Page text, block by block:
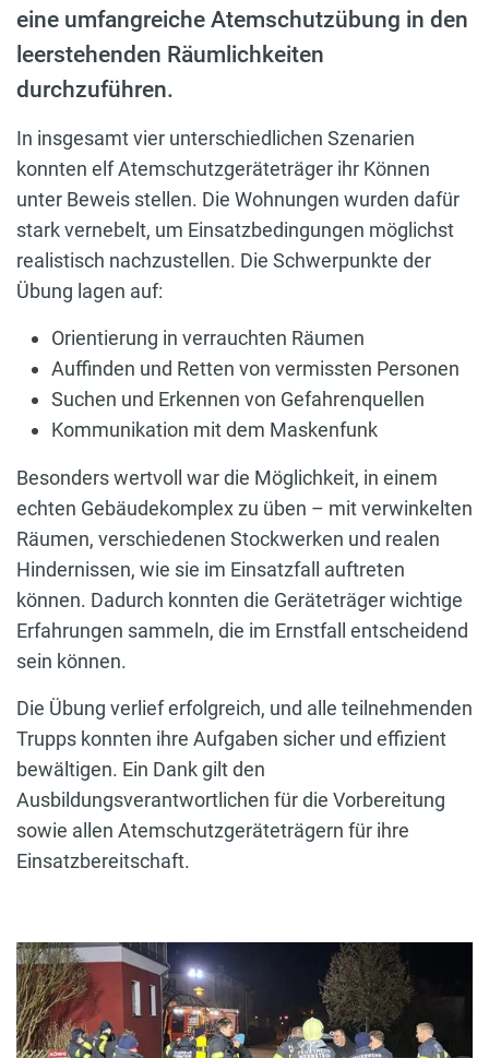
eine umfangreiche Atemschutzübung in den
leerstehenden Räumlichkeiten
durchzuführen.
In insgesamt vier unterschiedlichen Szenarien
konnten elf Atemschutzgeräteträger ihr Können
unter Beweis stellen. Die Wohnungen wurden dafür
stark vernebelt, um Einsatzbedingungen möglichst
realistisch nachzustellen. Die Schwerpunkte der
Übung lagen auf:
Orientierung in verrauchten Räumen
Auffinden und Retten von vermissten Personen
Suchen und Erkennen von Gefahrenquellen
Kommunikation mit dem Maskenfunk
Besonders wertvoll war die Möglichkeit, in einem
echten Gebäudekomplex zu üben – mit verwinkelten
Räumen, verschiedenen Stockwerken und realen
Hindernissen, wie sie im Einsatzfall auftreten
können. Dadurch konnten die Geräteträger wichtige
Erfahrungen sammeln, die im Ernstfall entscheidend
sein können.
Die Übung verlief erfolgreich, und alle teilnehmenden
Trupps konnten ihre Aufgaben sicher und effizient
bewältigen. Ein Dank gilt den
Ausbildungsverantwortlichen für die Vorbereitung
sowie allen Atemschutzgeräteträgern für ihre
Einsatzbereitschaft.